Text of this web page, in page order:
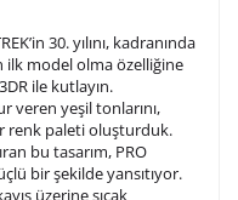
/ 10
10
30. yılını, kadranında
ilk model olma özelliğine
ile kutlayın.
veren yeşil tonlarını,
renk paleti oluşturduk.
bu tasarım, PRO
bir şekilde yansıtıyor.
üzerine sıcak